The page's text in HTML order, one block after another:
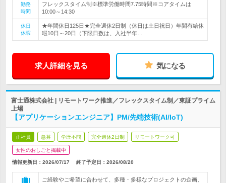
勤務
時間
フレックスタイム制※標準労働時間7.75時間※コアタイムは
10:00～14:30
休日
休暇
★年間休日125日★完全週休2日制（休日は土日祝日）年間有給休
暇10日～20日（下限日数は、入社半年…
求人詳細を見る 気になる
富士通株式会社 | リモートワーク推進／フレックスタイム制／東証プライム
上場
【アプリケーションエンジニア】PM/先端技術(AI/IoT)
正社員 急募 学歴不問 完全週休2日制 リモートワーク可
女性のおしごと掲載中
情報更新日：2026/07/17 終了予定日： 2026/08/20
ご経験やご希望に合わせて、多種・多様なプロジェクトの企画、